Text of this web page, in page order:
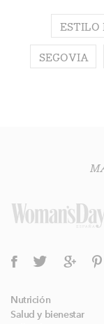
ESTILO
SEGOVIA
Nutrición
Salud y bienestar